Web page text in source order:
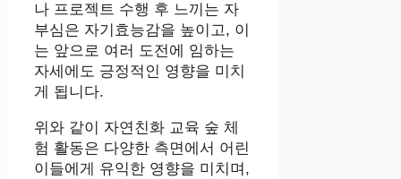
나 프로젝트 수행 후 느끼는 자
부심은 자기효능감을 높이고, 이
는 앞으로 여러 도전에 임하는
자세에도 긍정적인 영향을 미치
게 됩니다.
위와 같이 자연친화 교육 숲 체
험 활동은 다양한 측면에서 어린
이들에게 유익한 영향을 미치며,